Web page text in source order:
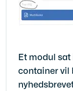
Et modul sat
container vil